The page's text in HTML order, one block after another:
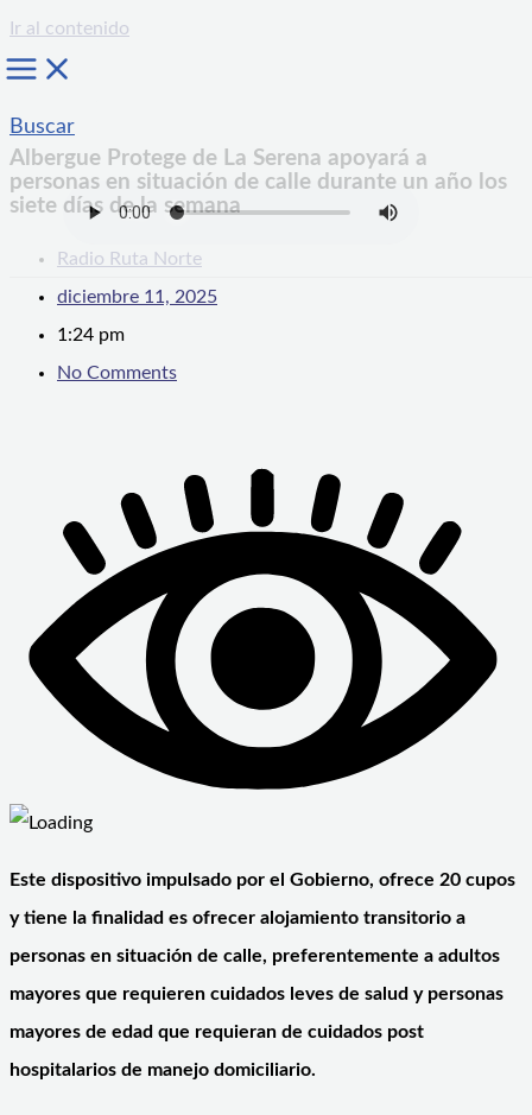
Ir al contenido
Buscar
Albergue Protege de La Serena apoyará a
personas en situación de calle durante un año los
siete días de la semana
Radio Ruta Norte
diciembre 11, 2025
1:24 pm
No Comments
Este dispositivo impulsado por el Gobierno, ofrece 20 cupos
y tiene la finalidad es ofrecer alojamiento transitorio a
personas en situación de calle, preferentemente a adultos
mayores que requieren cuidados leves de salud y personas
mayores de edad que requieran de cuidados post
hospitalarios de manejo domiciliario.